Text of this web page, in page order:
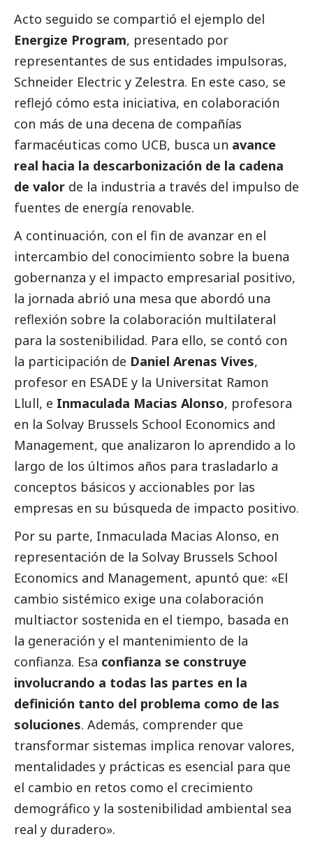
Acto seguido se compartió el ejemplo del
Energize Program, presentado por
representantes de sus entidades impulsoras,
Schneider Electric y Zelestra. En este caso, se
reflejó cómo esta iniciativa, en colaboración
con más de una decena de compañías
farmacéuticas como UCB, busca un avance
real hacia la descarbonización de la cadena
de valor de la industria a través del impulso de
fuentes de energía renovable.
A continuación, con el fin de avanzar en el
intercambio del conocimiento sobre la buena
gobernanza y el impacto empresarial positivo,
la jornada abrió una mesa que abordó una
reflexión sobre la colaboración multilateral
para la sostenibilidad. Para ello, se contó con
la participación de Daniel Arenas Vives,
profesor en ESADE y la Universitat Ramon
Llull, e Inmaculada Macias Alonso, profesora
en la Solvay Brussels School Economics and
Management, que analizaron lo aprendido a lo
largo de los últimos años para trasladarlo a
conceptos básicos y accionables por las
empresas en su búsqueda de impacto positivo.
Por su parte, Inmaculada Macias Alonso, en
representación de la Solvay Brussels School
Economics and Management, apuntó que: «El
cambio sistémico exige una colaboración
multiactor sostenida en el tiempo, basada en
la generación y el mantenimiento de la
confianza. Esa confianza se construye
involucrando a todas las partes en la
definición tanto del problema como de las
soluciones. Además, comprender que
transformar sistemas implica renovar valores,
mentalidades y prácticas es esencial para que
el cambio en retos como el crecimiento
demográfico y la sostenibilidad ambiental sea
real y duradero».